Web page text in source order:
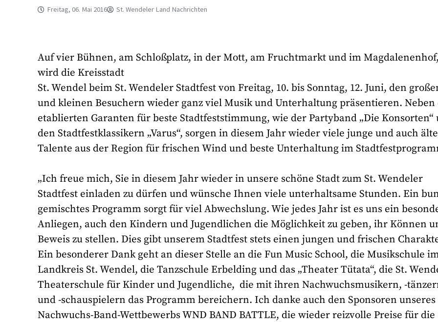
Freitag, 06. Mai 2016 St. Wendeler Land Nachrichten
Auf vier Bühnen, am Schloßplatz, in der Mott, am Fruchtmarkt und im Magdalenenhof,
wird die Kreisstadt
St. Wendel beim St. Wendeler Stadtfest von Freitag, 10. bis Sonntag, 12. Juni, den
und kleinen Besuchern wieder ganz viel Musik und Unterhaltung präsentieren. Neben
etablierten Garanten für beste Stadtfeststimmung, wie der Partyband „Die Konsorten“
den Stadtfestklassikern „Varus“, sorgen in diesem Jahr wieder viele junge und auch
Talente aus der Region für frischen Wind und beste Unterhaltung im
„Ich freue mich, Sie in diesem Jahr wieder in unsere schöne Stadt zum St. Wendeler
Stadtfest einladen zu dürfen und wünsche Ihnen viele unterhaltsame Stunden. Ein
gemischtes Programm sorgt für viel Abwechslung. Wie jedes Jahr ist es uns ein
Anliegen, auch den Kindern und Jugendlichen die Möglichkeit zu geben, ihr Können
Beweis zu stellen. Dies gibt unserem Stadtfest stets einen jungen und frischen
Ein besonderer Dank geht an dieser Stelle an die Fun Music School, die Musikschule
Landkreis St. Wendel, die Tanzschule Erbelding und das „Theater Tütata“, die St.
Theaterschule für Kinder und Jugendliche, die mit ihren Nachwuchsmusikern, -
und -schauspielern das Programm bereichern. Ich danke auch den Sponsoren unseres
Nachwuchs-Band-Wettbewerbs WND BAND BATTLE, die wieder reizvolle Preise für die